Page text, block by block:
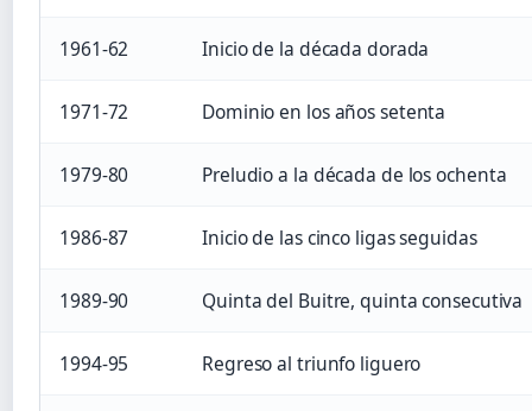
1961-62 Inicio de la década dorada
1971-72 Dominio en los años setenta
1979-80 Preludio a la década de los ochenta
1986-87 Inicio de las cinco ligas seguidas
1989-90 Quinta del Buitre, quinta consecutiva
1994-95 Regreso al triunfo liguero